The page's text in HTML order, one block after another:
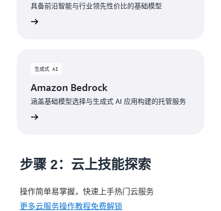
具备前沿智能与行业领先性价比的基础模型
生成式 AI
Amazon Bedrock
涵盖基础模型选择与生成式 AI 应用构建的托管服务
步骤 2：云上技能探索
操作简单易掌握，快速上手热门云服务
更多云服务操作教程免费解锁